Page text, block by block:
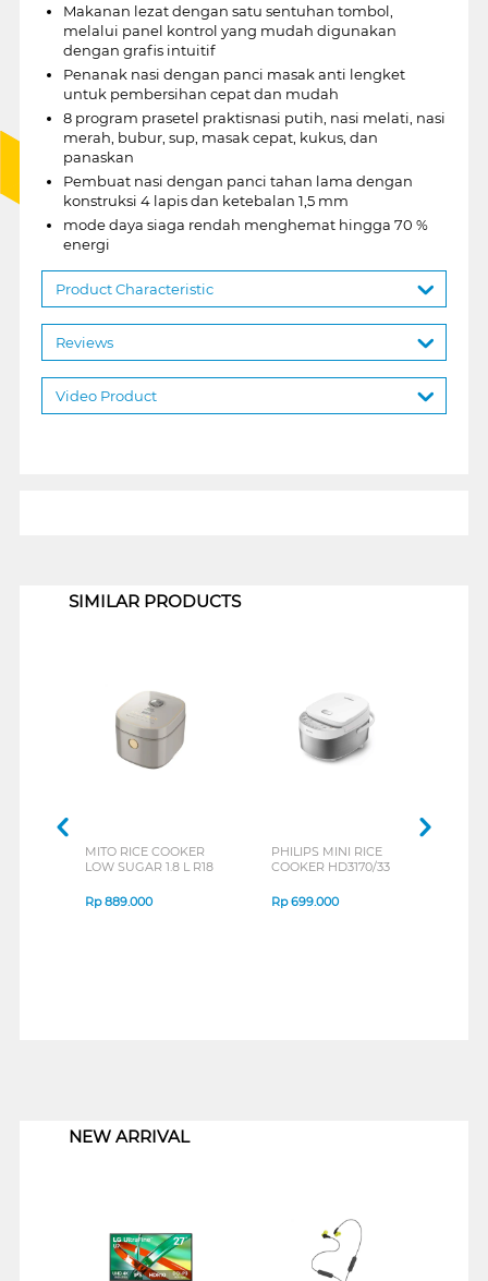
Makanan lezat dengan satu sentuhan tombol,
melalui panel kontrol yang mudah digunakan
dengan grafis intuitif
Penanak nasi dengan panci masak anti lengket
untuk pembersihan cepat dan mudah
8 program prasetel praktisnasi putih, nasi melati, nasi
merah, bubur, sup, masak cepat, kukus, dan
panaskan
Pembuat nasi dengan panci tahan lama dengan
konstruksi 4 lapis dan ketebalan 1,5 mm
mode daya siaga rendah menghemat hingga 70 %
energi
Product Characteristic
Reviews
Video Product
SIMILAR PRODUCTS
MITO RICE COOKER
LOW SUGAR 1.8 L R18
Rp889.000
PHILIPS MINI RICE
COOKER HD3170/33
Rp699.000
NEW ARRIVAL